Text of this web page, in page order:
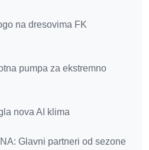
na dresovima FK
pumpa za ekstremno
nova AI klima
Glavni partneri od sezone